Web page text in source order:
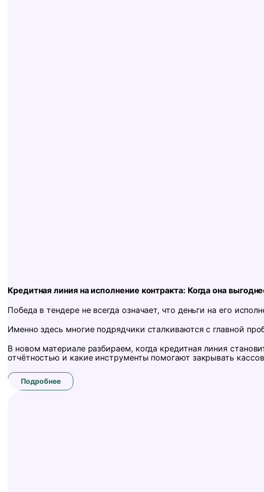
Кредитная линия на исполнение контракта: Когда она
Победа в тендере не всегда означает, что деньги на его
Именно здесь многие подрядчики сталкиваются с главной
В новом материале разбираем, когда кредитная линия
отчётностью и какие инструменты помогают закрывать
Подробнее